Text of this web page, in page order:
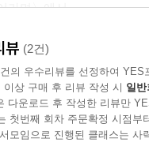
습니다.
강 게임 이론」 중에서
판이 만들어졌을 때 많은
지요. 그렇지만 프로그램
가며〉에서
각 시대와 문명이 해결해
풀어나가는 데 수학이 직
르게 사용된 수학의 역사
이르다. 이 책을 읽으며
와 함께 읽으면 좋을 자료
뷰 (2건)
의 우수리뷰를 선정하여 YES
이상 구매 후 리뷰 작성 시 일
다운로드 후 작성한 리뷰만
첫번째 회차 주문확정 시점
모임으로 진행된 클래스는 사